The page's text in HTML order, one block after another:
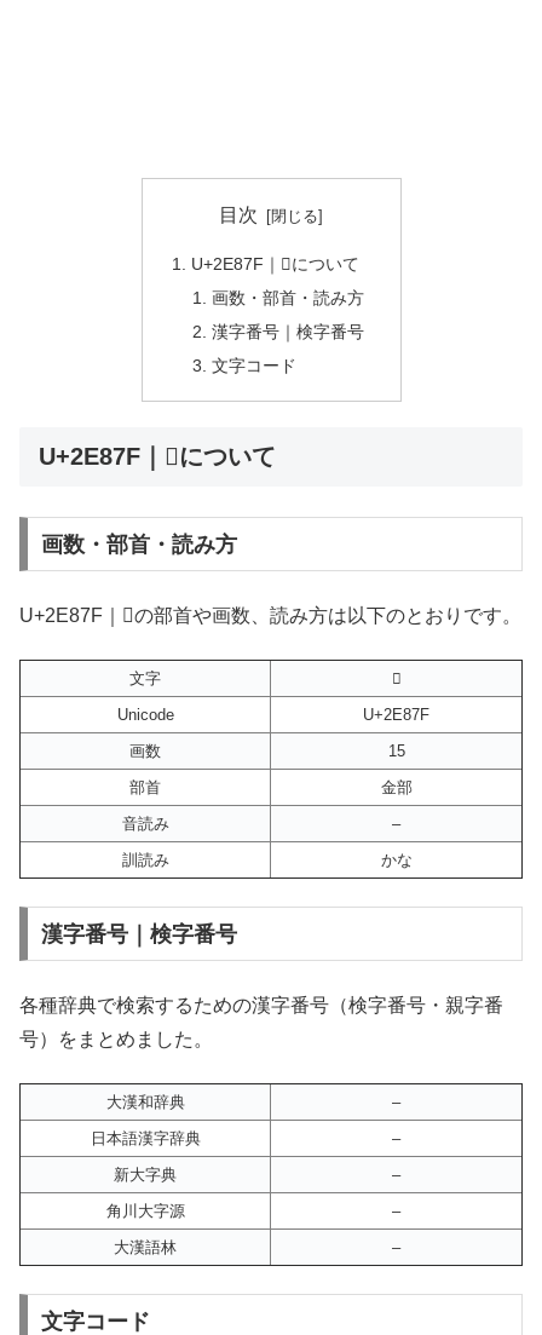
目次
U+2E87F｜𮡿について
画数・部首・読み方
漢字番号｜検字番号
文字コード
U+2E87F｜𮡿について
画数・部首・読み方
U+2E87F｜𮡿の部首や画数、読み方は以下のとおりです。
文字
𮡿
Unicode
U+2E87F
画数
15
部首
金部
音読み
–
訓読み
かな
漢字番号｜検字番号
各種辞典で検索するための漢字番号（検字番号・親字番
号）をまとめました。
大漢和辞典
–
日本語漢字辞典
–
新大字典
–
角川大字源
–
大漢語林
–
文字コード